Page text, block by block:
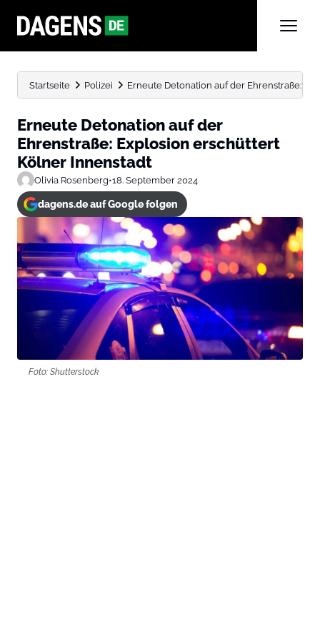
Startseite Polizei Erneute Detonation auf der Ehrenstraße:
Erneute Detonation auf der
Ehrenstraße: Explosion erschüttert
Kölner Innenstadt
Olivia Rosenberg•18. September 2024
dagens.de auf Google folgen
Foto: Shutterstock